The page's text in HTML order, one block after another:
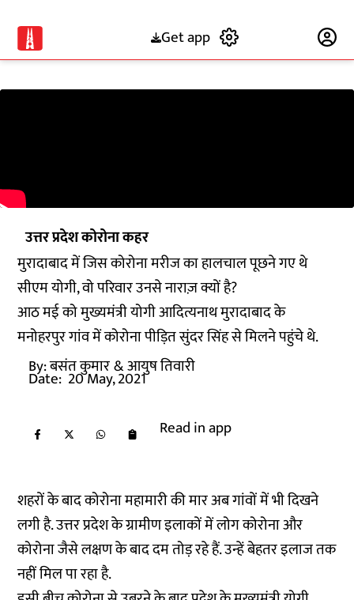
Get app
उत्तर प्रदेश कोरोना कहर
मुरादाबाद में जिस कोरोना मरीज का हालचाल पूछने गए थे
सीएम योगी, वो परिवार उनसे नाराज़ क्यों है?
आठ मई को मुख्यमंत्री योगी आदित्यनाथ मुरादाबाद के
मनोहरपुर गांव में कोरोना पीड़ित सुंदर सिंह से मिलने पहुंचे थे.
By:बसंत कुमार& आयुष तिवारी
Date: 20 May, 2021
Read in app
शहरों के बाद कोरोना महामारी की मार अब गांवों में भी दिखने
लगी है. उत्तर प्रदेश के ग्रामीण इलाकों में लोग कोरोना और
कोरोना जैसे लक्षण के बाद दम तोड़ रहे हैं. उन्हें बेहतर इलाज तक
नहीं मिल पा रहा है.